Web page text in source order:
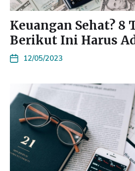
Keuangan Sehat? 8
Berikut Ini Harus
12/05/2023